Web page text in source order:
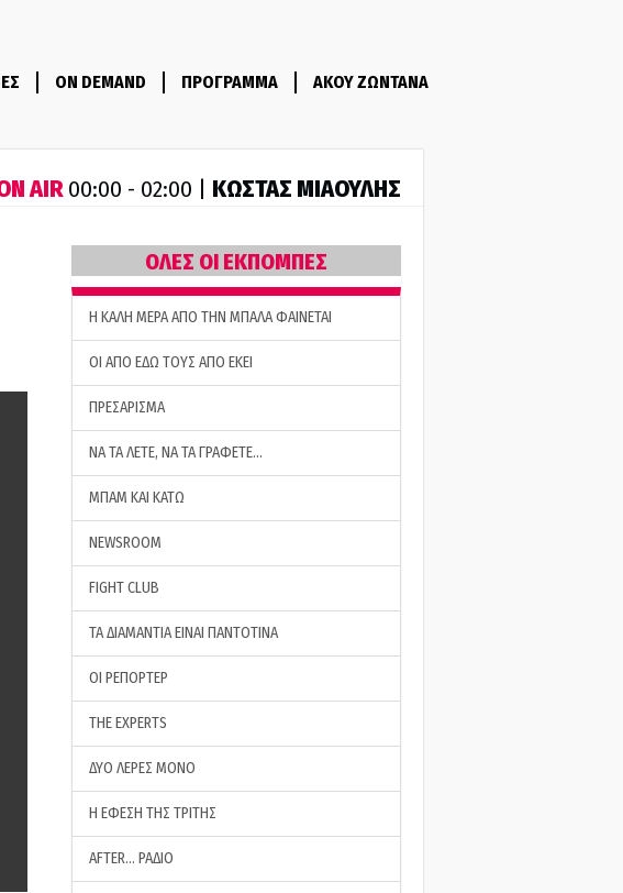
ON DEMAND ΠΡΟΓΡΑΜΜΑ ΑΚΟΥ ΖΩΝΤΑΝΑ
AIR00:00 - 02:00 | ΚΩΣΤΑΣ ΜΙΑΟΥΛΗΣ
ΟΛΕΣ ΟΙ ΕΚΠΟΜΠΕΣ
H ΚΑΛΗ ΜΕΡΑ ΑΠΟ ΤΗΝ ΜΠΑΛΑ ΦΑΙΝΕΤΑΙ
ΟΙ ΑΠΟ ΕΔΩ ΤΟΥΣ ΑΠΟ ΕΚΕΙ
ΠΡΕΣΑΡΙΣΜΑ
ΝΑ ΤΑ ΛΕΤΕ, ΝΑ ΤΑ ΓΡΑΦΕΤΕ…
ΜΠΑΜ ΚΑΙ ΚΑΤΩ
NEWSROOM
FIGHT CLUB
ΤΑ ΔΙΑΜΑΝΤΙΑ ΕΙΝΑΙ ΠΑΝΤΟΤΙΝΑ
ΟΙ ΡΕΠΟΡΤΕΡ
THE EXPERTS
ΔΥΟ ΛΕΡΕΣ ΜΟΝΟ
Η ΕΦΕΣΗ ΤΗΣ ΤΡΙΤΗΣ
AFTER… ΡΑΔΙΟ